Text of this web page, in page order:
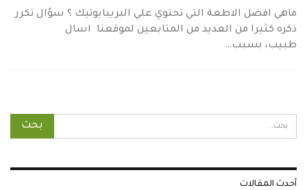
ماهي افضل الاطعة التي تحتوي علي البريبايوتيك ؟ سؤال تكرر
ذكره كثيرا من العديد من المتابعين لموقعنا اسال
طبيب، بسبب…
أحدث المقالات